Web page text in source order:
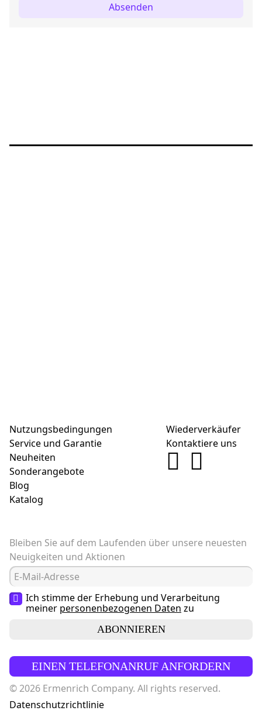
Absenden
Nutzungsbedingungen
Service und Garantie
Neuheiten
Sonderangebote
Blog
Katalog
Wiederverkäufer
Kontaktiere uns
Bleiben Sie auf dem Laufenden über unsere neuesten
Neuigkeiten und Aktionen
Ich stimme der Erhebung und Verarbeitung
meiner personenbezogenen Daten zu
ABONNIEREN
EINEN TELEFONANRUF ANFORDERN
© 2026 Ermenrich Company. All rights reserved.
Datenschutzrichtlinie